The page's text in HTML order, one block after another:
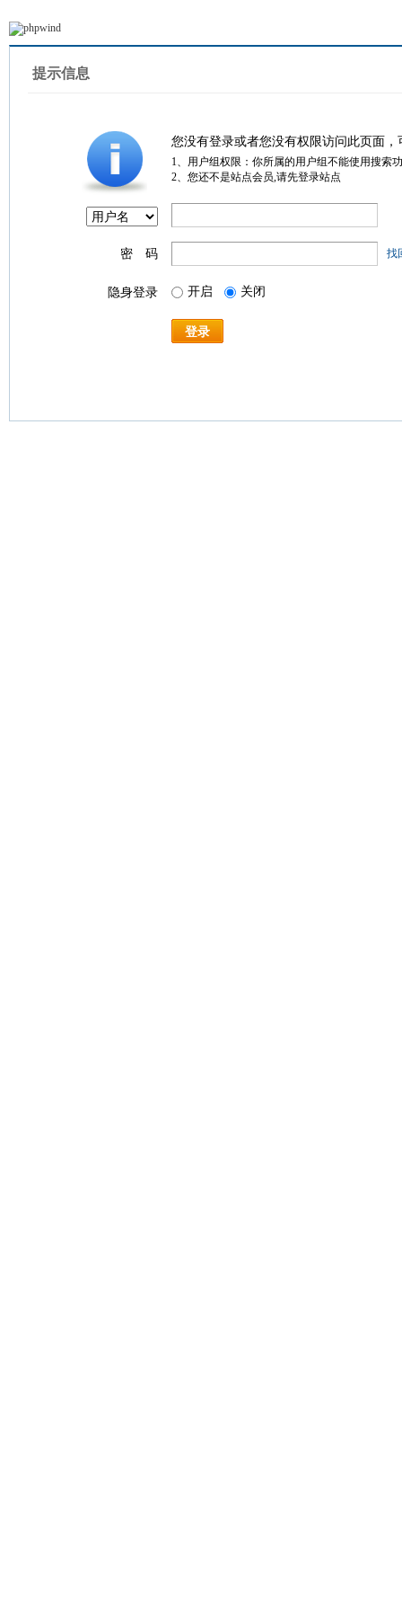
提示信息
您没有登录或者您没有权限访问此页面
1、用户组权限：你所属的用户组不能使用搜索
2、您还不是站点会员,请先登录站点
密 码 找
隐身登录 开启 关闭
登录